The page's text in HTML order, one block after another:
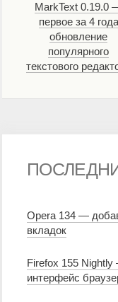
MarkText 0.19.0
первое за 4 года
обновление
популярного
текстового
Opera 134 —
вкладок
Firefox 155
интерфейс